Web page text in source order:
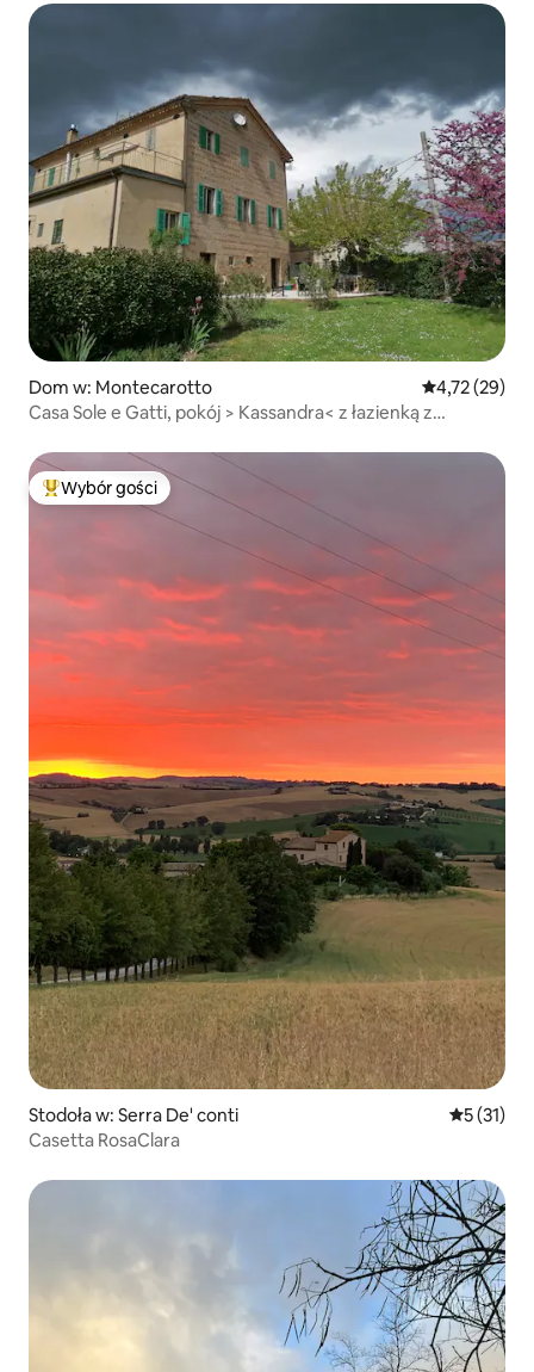
Dom w: Montecarotto Średnia
4,72 (29)
Casa Sole e Gatti, pokój > Kassandra< z łazienką z
Najpopularniejsze z kategorii Wybór gości
Wybór gości
Stodoła w: Serra De' conti Średnia
5 (31)
Casetta RosaClara